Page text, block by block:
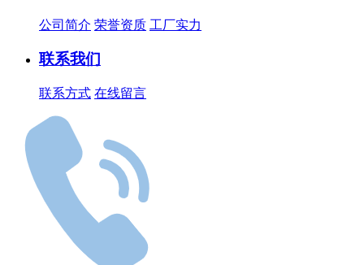
公司简介 荣誉资质 工厂实力
联系我们
联系方式 在线留言